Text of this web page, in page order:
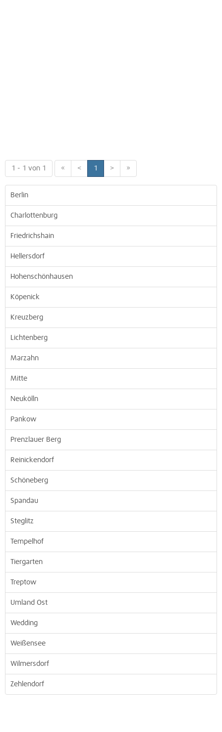
1 - 1 von 1 « < 1 > »
Berlin
Charlottenburg
Friedrichshain
Hellersdorf
Hohenschönhausen
Köpenick
Kreuzberg
Lichtenberg
Marzahn
Mitte
Neukölln
Pankow
Prenzlauer Berg
Reinickendorf
Schöneberg
Spandau
Steglitz
Tempelhof
Tiergarten
Treptow
Umland Ost
Wedding
Weißensee
Wilmersdorf
Zehlendorf